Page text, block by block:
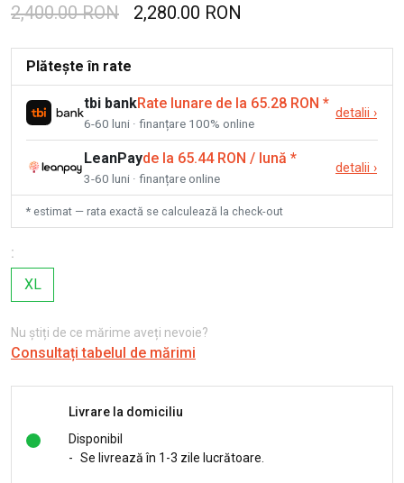
2,400.00 RON 2,280.00 RON
Plătește în rate
tbi bankRate lunare de la 65.28 RON *
6-60 luni · finanțare 100% online
detalii ›
LeanPayde la 65.44 RON / lună *
3-60 luni · finanțare online
detalii ›
* estimat — rata exactă se calculează la check-out
:
XL
Nu știți de ce mărime aveți nevoie?
Consultați tabelul de mărimi
Livrare la domiciliu
Disponibil
- Se livrează în 1-3 zile lucrătoare.